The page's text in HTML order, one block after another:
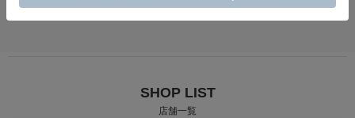
弔事 花火大会・お祭り
SHOP LIST
店舗一覧